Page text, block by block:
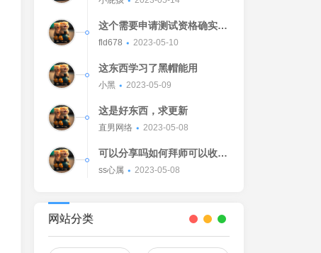
这个需要申请测试资格确实不
错的东西
fld678 2023-05-10
这东西学习了黑帽能用
小黑 2023-05-09
这是好东西，求更新
直男网络 2023-05-08
可以分享吗如何拜师可以收我
吗[Watermelon]
ss心属 2023-05-08
网站分类